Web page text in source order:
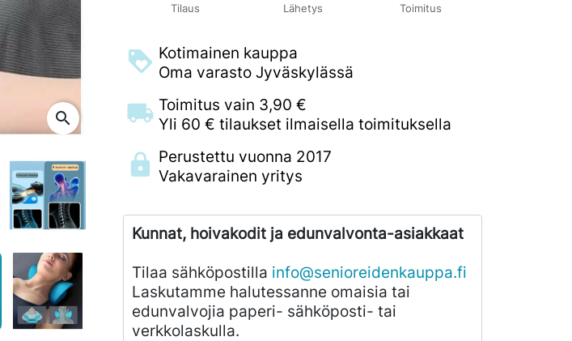
search
Tilaus Lähetys Toimitus
Kotimainen kauppa
Oma varasto Jyväskylässä
Toimitus vain 3,90 €
Yli 60 € tilaukset ilmaisella toimituksella
Perustettu vuonna 2017
Vakavarainen yritys
Kunnat, hoivakodit ja edunvalvonta-asiakkaat
Tilaa sähköpostilla info@senioreidenkauppa.fi
Laskutamme halutessanne omaisia tai
edunvalvojia paperi- sähköposti- tai
verkkolaskulla.